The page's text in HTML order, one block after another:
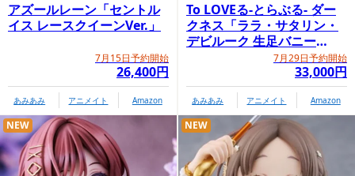
アズールレーン「セントル
イス レースクイーンVer.」
7月15日予約開始
26,400円
あみあみ アニメイト Amazon
To LOVEる-とらぶる- ダー
クネス「ララ・サタリン・
デビルーク 生足バニー
7月29日予約開始
33,000円
あみあみ アニメイト Amazon
NEW NEW